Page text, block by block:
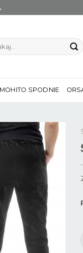
MOHITO SPODNIE